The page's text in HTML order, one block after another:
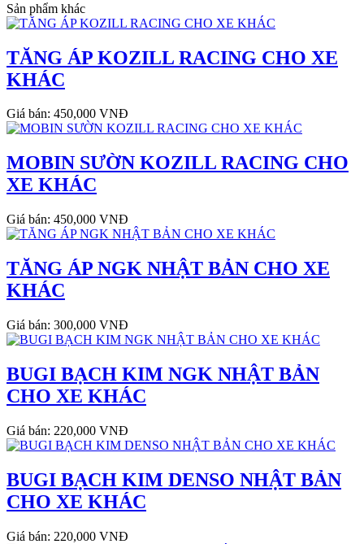
Sản phẩm khác
TĂNG ÁP KOZILL RACING CHO XE
KHÁC
Giá bán: 450,000 VNĐ
MOBIN SƯỜN KOZILL RACING CHO
XE KHÁC
Giá bán: 450,000 VNĐ
TĂNG ÁP NGK NHẬT BẢN CHO XE
KHÁC
Giá bán: 300,000 VNĐ
BUGI BẠCH KIM NGK NHẬT BẢN
CHO XE KHÁC
Giá bán: 220,000 VNĐ
BUGI BẠCH KIM DENSO NHẬT BẢN
CHO XE KHÁC
Giá bán: 220,000 VNĐ